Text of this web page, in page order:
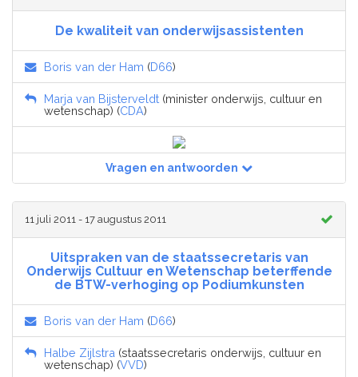
De kwaliteit van onderwijsassistenten
Boris van der Ham (D66)
Marja van Bijsterveldt (minister onderwijs, cultuur en
wetenschap) (CDA)
Vragen en antwoorden
11 juli 2011 - 17 augustus 2011
Uitspraken van de staatssecretaris van
Onderwijs Cultuur en Wetenschap beterffende
de BTW-verhoging op Podiumkunsten
Boris van der Ham (D66)
Halbe Zijlstra (staatssecretaris onderwijs, cultuur en
wetenschap) (VVD)